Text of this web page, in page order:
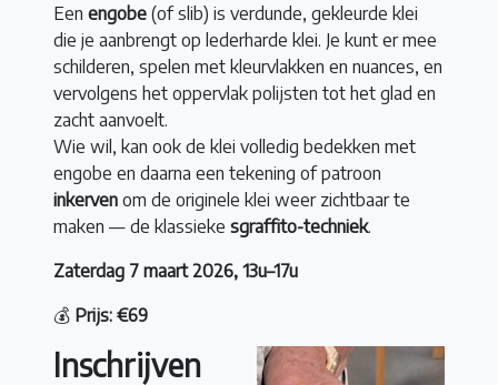
Een engobe (of slib) is verdunde, gekleurde klei
die je aanbrengt op lederharde klei. Je kunt er mee
schilderen, spelen met kleurvlakken en nuances, en
vervolgens het oppervlak polijsten tot het glad en
zacht aanvoelt.
Wie wil, kan ook de klei volledig bedekken met
engobe en daarna een tekening of patroon
inkerven om de originele klei weer zichtbaar te
maken — de klassieke sgraffito-techniek.
Zaterdag 7 maart 2026, 13u–17u
💰 Prijs: €69
Inschrijven